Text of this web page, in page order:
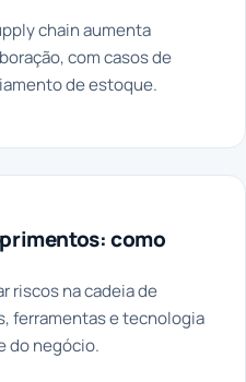
chain aumenta
com casos de
de estoque.
como
riscos na cadeia de
ferramentas e tecnologia
do negócio.